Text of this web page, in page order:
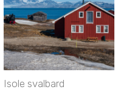
Isole svalbard